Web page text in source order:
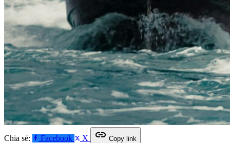
Chia sẻ: Facebook X link Copy link